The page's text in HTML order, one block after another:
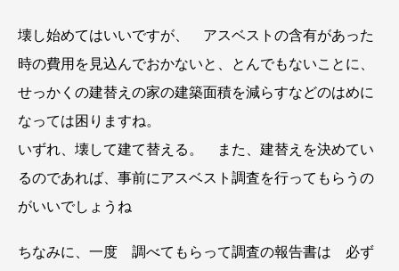
壊し始めてはいいですが、 アスベストの含有があった
時の費用を見込んでおかないと、とんでもないことに、
せっかくの建替えの家の建築面積を減らすなどのはめに
なっては困りますね。
いずれ、壊して建て替える。 また、建替えを決めてい
るのであれば、事前にアスベスト調査を行ってもらうの
がいいでしょうね
ちなみに、一度 調べてもらって調査の報告書は 必ず